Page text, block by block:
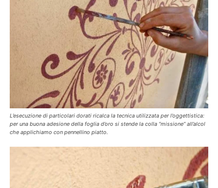
L’esecuzione di particolari dorati ricalca la tecnica utilizzata per l’oggettistica:
per una buona adesione della foglia d’oro si stende la colla “missione” all’alcol
che applichiamo con pennellino piatto.